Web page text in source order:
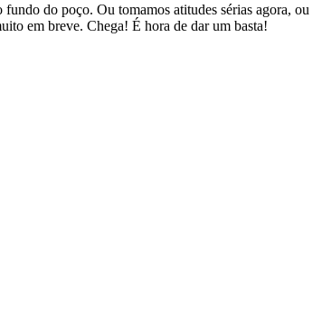
do poço. Ou tomamos atitudes sérias agora, ou
em breve. Chega! É hora de dar um basta!